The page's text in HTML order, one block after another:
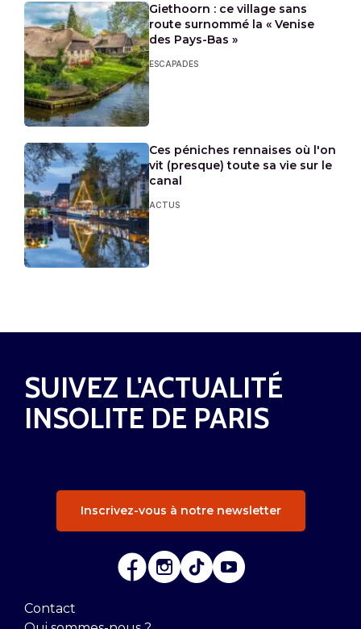
Giethoorn : ce village sans
route surnommé la « Venise
des Pays-Bas »
ESCAPADES
Ces péniches rennaises où l'on
vit (presque) toute sa vie sur le
canal
ACTUS
SUIVEZ L'ACTUALITÉ
INSOLITE DE PARIS
Inscrivez-vous à notre newsletter
Contact